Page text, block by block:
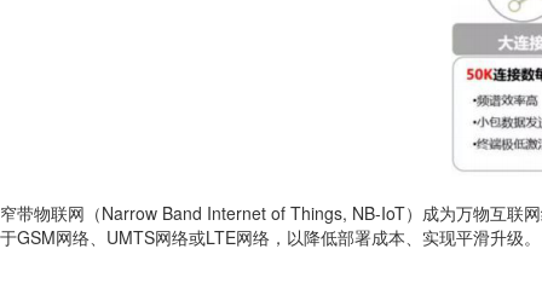
窄带物联网（Narrow Band Internet of Things, NB-IoT）成为万物互联
于GSM网络、UMTS网络或LTE网络，以降低部署成本、实现平滑升级。